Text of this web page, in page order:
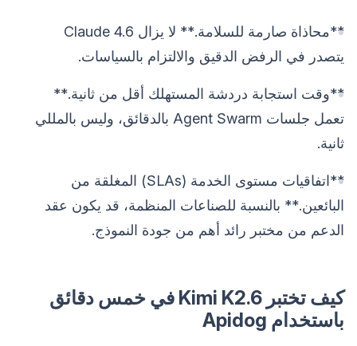
**محاذاة صارمة للسلامة.** لا يزال Claude 4.6
يتصدر في الرفض الدقيق والالتزام بالسياسات.
**وقت استجابة دردشة المستهلك أقل من ثانية.**
تعمل جلسات Agent Swarm بالدقائق، وليس بالمللي
ثانية.
**اتفاقيات مستوى الخدمة (SLAs) المغلقة من
البائعين.** بالنسبة للصناعات المنظمة، قد يكون عقد
الدعم من مختبر رائد أهم من جودة النموذج.
كيف تختبر Kimi K2.6 في خمس دقائق
باستخدام Apidog